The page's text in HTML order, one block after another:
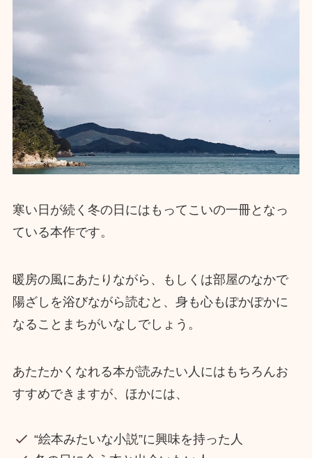
寒い日が続く冬の日にはもってこいの一冊となっ
ている本作です。
暖房の風にあたりながら、もしくは部屋のなかで
陽ざしを浴びながら読むと、身も心もぽかぽかに
なることまちがいなしでしょう。
あたたかくなれる本が読みたい人にはもちろんお
すすめできますが、ほかには、
“絵本みたいな小説”に興味を持った人